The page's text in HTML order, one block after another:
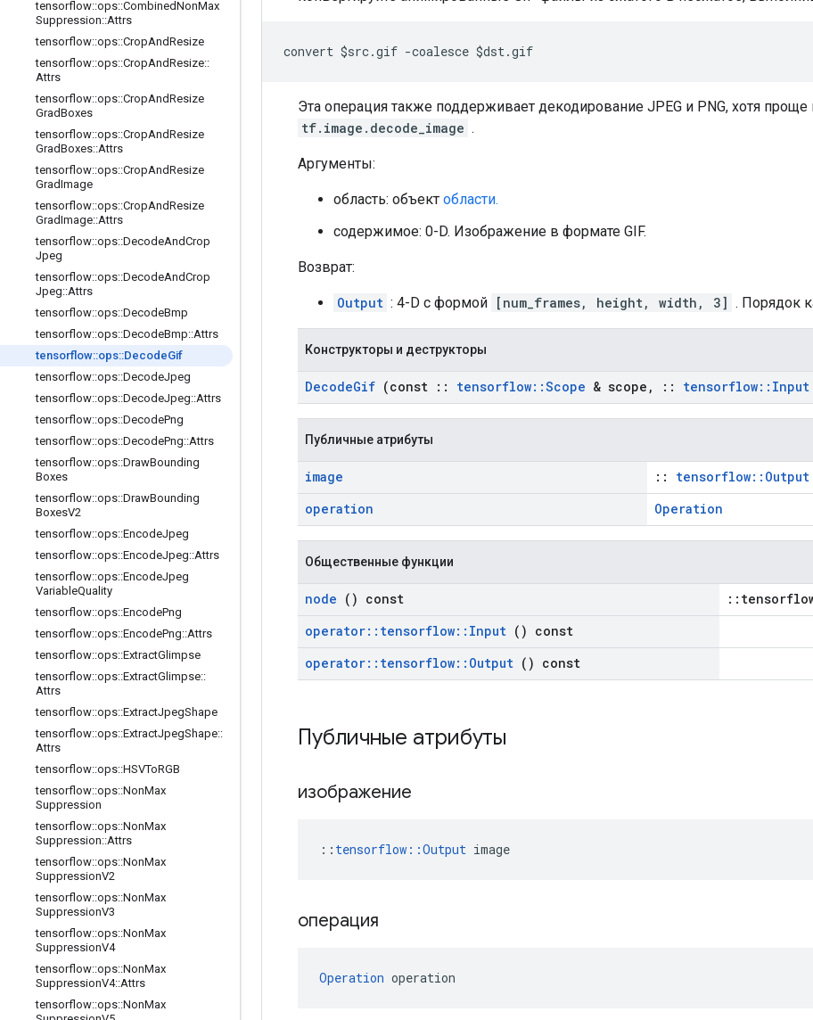
tensorflow::ops::CombinedNonMax
Suppression::Attrs
tensorflow::ops::CropAndResize
tensorflow::ops::CropAndResize::
Attrs
tensorflow::ops::CropAndResize
GradBoxes
tensorflow::ops::CropAndResize
GradBoxes::Attrs
tensorflow::ops::CropAndResize
GradImage
tensorflow::ops::CropAndResize
GradImage::Attrs
tensorflow::ops::DecodeAndCrop
Jpeg
tensorflow::ops::DecodeAndCrop
Jpeg::Attrs
tensorflow::ops::DecodeBmp
tensorflow::ops::DecodeBmp::Attrs
tensorflow::ops::DecodeGif
tensorflow::ops::DecodeJpeg
tensorflow::ops::DecodeJpeg::Attrs
tensorflow::ops::DecodePng
tensorflow::ops::DecodePng::Attrs
tensorflow::ops::DrawBounding
Boxes
tensorflow::ops::DrawBounding
BoxesV2
tensorflow::ops::EncodeJpeg
tensorflow::ops::EncodeJpeg::Attrs
tensorflow::ops::EncodeJpeg
VariableQuality
tensorflow::ops::EncodePng
tensorflow::ops::EncodePng::Attrs
tensorflow::ops::ExtractGlimpse
tensorflow::ops::ExtractGlimpse::
Attrs
tensorflow::ops::ExtractJpegShape
tensorflow::ops::ExtractJpegShape::
Attrs
tensorflow::ops::HSVToRGB
tensorflow::ops::NonMax
Suppression
tensorflow::ops::NonMax
Suppression::Attrs
tensorflow::ops::NonMax
SuppressionV2
tensorflow::ops::NonMax
SuppressionV3
tensorflow::ops::NonMax
SuppressionV4
tensorflow::ops::NonMax
SuppressionV4::Attrs
tensorflow::ops::NonMax
convert $src.gif -coalesce $dst.gif
Эта операция также поддерживает декодирование JPEG и PNG, хотя проще
tf.image.decode_image .
Аргументы:
область: объект области.
содержимое: 0-D. Изображение в формате GIF.
Возврат:
Output : 4-D с формой [num_frames, height, width, 3] . Порядок
Конструкторы и деструкторы
DecodeGif (const :: tensorflow::Scope & scope , :: tensorflow:: Input
Публичные атрибуты
image :: tensorflow::Output
operation
Operation
Общественные функции
node () const
operator:: tensorflow:: Input () const
operator:: tensorflow:: Output () const
Публичные атрибуты
изображение
:: tensorflow::Output image
операция
Operation operation